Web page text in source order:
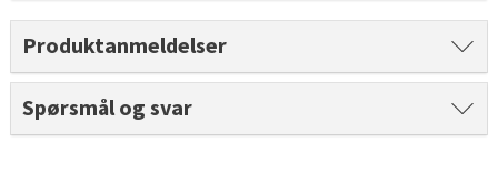
Bli inspirert av nye fargepaletter fra Årets Farge 2026!
Tarkett Shade Eik Soft Beige Parkett
Produktanmeldelser
Spørsmål og svar